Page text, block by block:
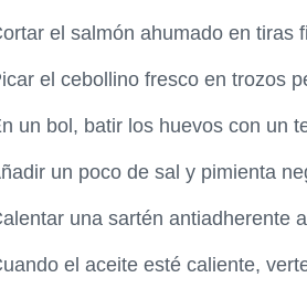
el salmón ahumado en tiras
el cebollino fresco en trozos
un bol, batir los huevos con un
un poco de sal y pimienta
una sartén antiadherente
el aceite esté caliente,